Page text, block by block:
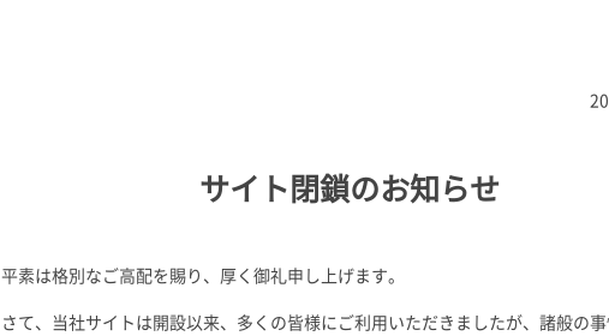
サイト閉鎖のお知らせ
平素は格別なご高配を賜り、厚く御礼申し上げます。
さて、当社サイトは開設以来、多くの皆様にご利用いただきましたが、諸般の